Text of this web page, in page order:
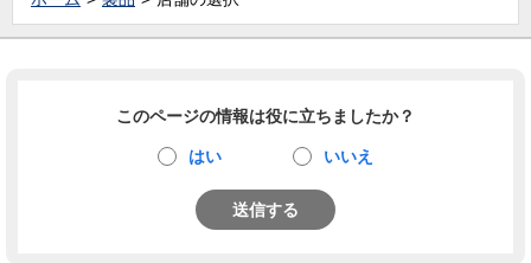
このページの情報は役に立ちましたか？
はい いいえ
送信する